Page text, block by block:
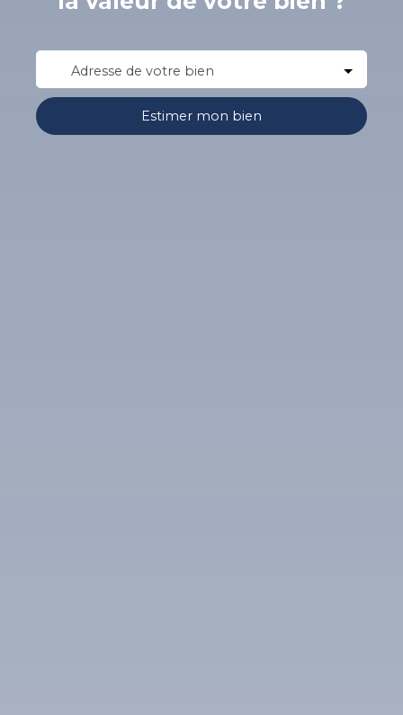
Adresse de votre bien
Estimer mon bien